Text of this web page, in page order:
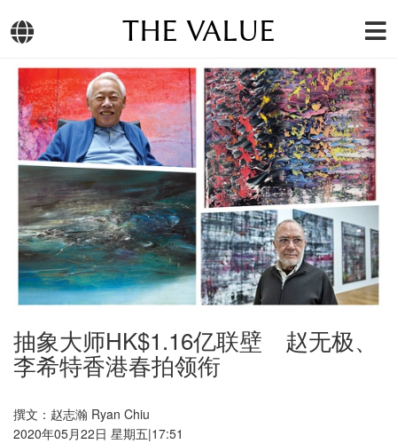
THE VALUE
抽象大师HK$1.16亿联壁 赵无极、
李希特香港春拍领衔
撰文：赵志瀚 Ryan Chiu
2020年05月22日 星期五|17:51